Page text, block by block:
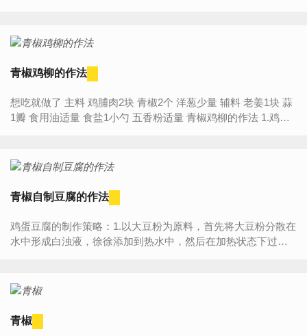
青椒鸡柳的作法
想吃就做了 主料 鸡脯肉2块 青椒2个 洋葱少量 辅料 老姜1块 蒜
1瓣 食用油适量 食盐1小勺 五香粉适量 青椒鸡柳的作法 1.鸡肉
青椒自制豆腐的作法
鸡蛋豆腐的制作策略：1.以大豆粉为原料，首先将大豆粉分散在
水中形成白浊液，徐徐添加到热水中，然后在加热状态下过
青椒